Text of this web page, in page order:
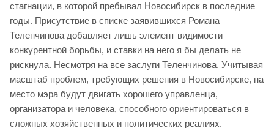
стагнации, в которой пребывал Новосибирск в последние
годы. Присутствие в списке заявившихся Романа
Теленчинова добавляет лишь элемент видимости
конкурентной борьбы, и ставки на него я бы делать не
рискнула. Несмотря на все заслуги Теленчинова. Учитывая
масштаб проблем, требующих решения в Новосибирске, на
место мэра будут двигать хорошего управленца,
организатора и человека, способного ориентироваться в
сложных хозяйственных и политических реалиях.